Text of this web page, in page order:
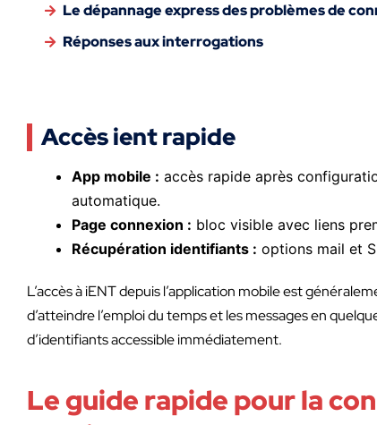
Le dépannage express des problèmes de
Réponses aux interrogations
Accès ient rapide
App mobile : accès rapide après
automatique.
Page connexion : bloc visible avec liens
Récupération identifiants : options mail et
L’accès à iENT depuis l’application mobile est
d’atteindre l’emploi du temps et les messages en
d’identifiants accessible immédiatement.
Le guide rapide pour la